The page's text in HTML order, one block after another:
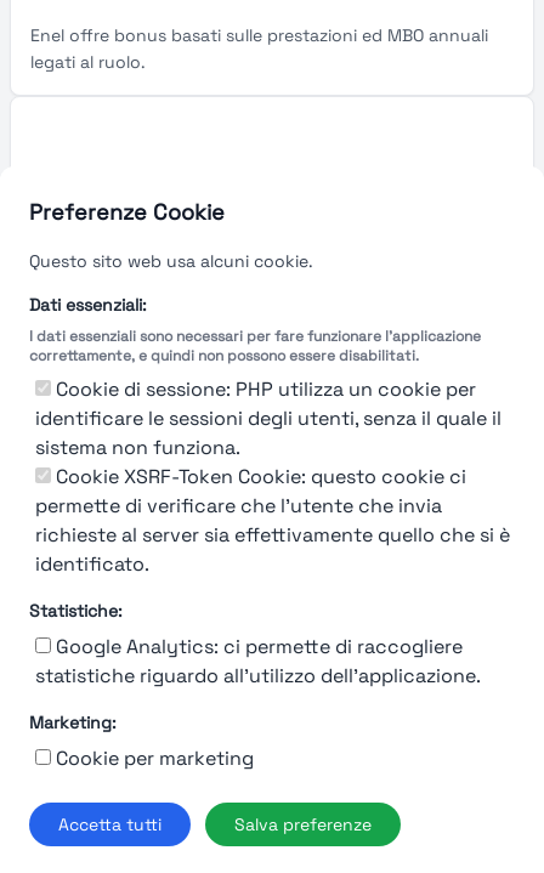
Preferenze Cookie
Questo sito web usa alcuni cookie.
Dati essenziali:
I dati essenziali sono necessari per fare funzionare l'applicazione
correttamente, e quindi non possono essere disabilitati.
Cookie di sessione: PHP utilizza un cookie per
identificare le sessioni degli utenti, senza il quale il
sistema non funziona.
Cookie XSRF-Token Cookie: questo cookie ci
permette di verificare che l'utente che invia
richieste al server sia effettivamente quello che si è
identificato.
Statistiche:
Google Analytics: ci permette di raccogliere
statistiche riguardo all'utilizzo dell'applicazione.
Marketing:
Cookie per marketing
Accetta tutti Salva preferenze
Enel offre bonus basati sulle prestazioni ed MBO annuali
legati al ruolo.
You're Not logged in
LoginorIscrivitiper vedere
Termini e Condizioni
© 2019-2026 Stupendio. Tutti i diritti riservati | Smarteris S.r.l. P.IVA
02659750992 | Capitale Sociale € 2.550 i.v.